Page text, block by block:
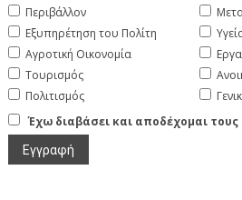
Περιβάλλον
Εξυπηρέτηση του Πολίτη
Αγροτική Οικονομία
Τουρισμός
Πολιτισμός
Έχω διαβάσει και αποδέχομαι